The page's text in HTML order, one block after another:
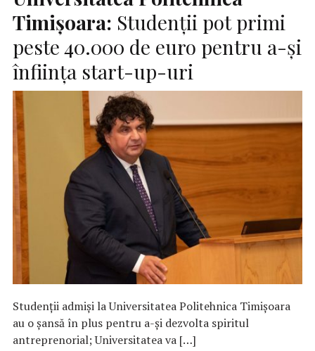
Timișoara: Studenții pot primi
peste 40.000 de euro pentru a-și
înființa start-up-uri
Studenții admiși la Universitatea Politehnica Timișoara
au o șansă în plus pentru a-și dezvolta spiritul
antreprenorial; Universitatea va […]